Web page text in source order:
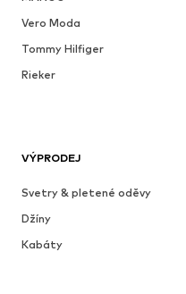
Vero Moda
Tommy Hilfiger
Rieker
VÝPRODEJ
Svetry & pletené oděvy
Džíny
Kabáty